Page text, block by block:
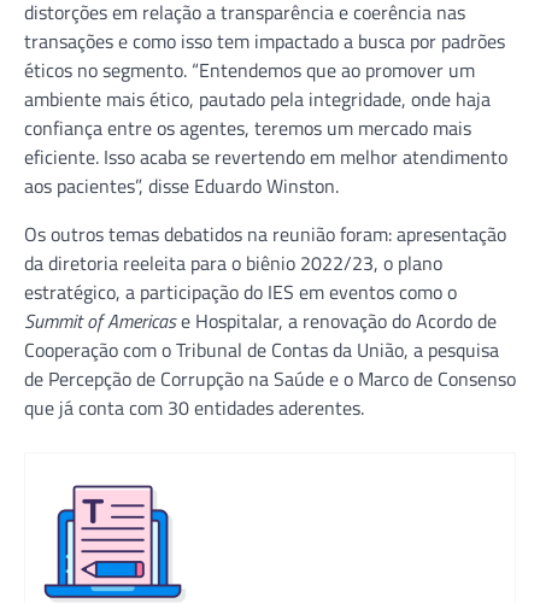
distorções em relação a transparência e coerência nas
transações e como isso tem impactado a busca por padrões
éticos no segmento. “Entendemos que ao promover um
ambiente mais ético, pautado pela integridade, onde haja
confiança entre os agentes, teremos um mercado mais
eficiente. Isso acaba se revertendo em melhor atendimento
aos pacientes”, disse Eduardo Winston.
Os outros temas debatidos na reunião foram: apresentação
da diretoria reeleita para o biênio 2022/23, o plano
estratégico, a participação do IES em eventos como o
Summit of Americase Hospitalar, a renovação do Acordo de
Cooperação com o Tribunal de Contas da União, a pesquisa
de Percepção de Corrupção na Saúde e o Marco de Consenso
que já conta com 30 entidades aderentes.